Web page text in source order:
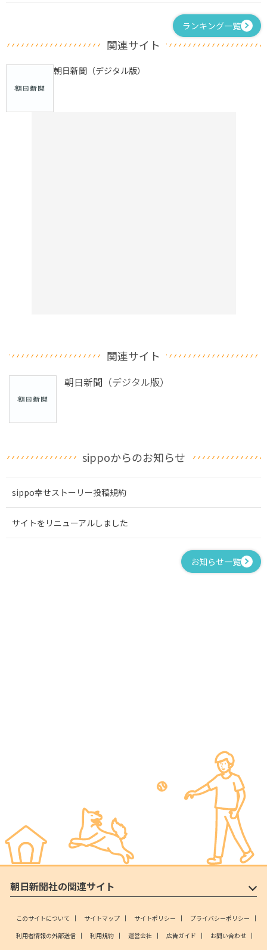
ランキング一覧
関連サイト
朝日新聞（デジタル版）
関連サイト
朝日新聞（デジタル版）
sippoからのお知らせ
sippo幸せストーリー投稿規約
サイトをリニューアルしました
お知らせ一覧
朝日新聞社の関連サイト
このサイトについて サイトマップ サイトポリシー
プライバシーポリシー
利用者情報の外部送信
利用規約 運営会社 広告ガイド
お問い合わせ